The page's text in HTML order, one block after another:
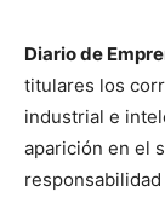
Diario de
titulares los
industrial e
aparición en el